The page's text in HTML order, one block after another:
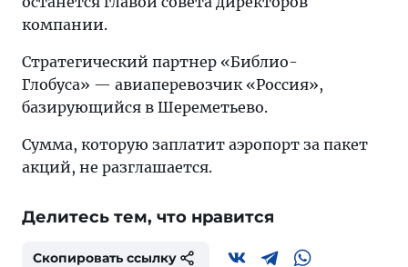
компании.
Стратегический партнер «Библио-
Глобуса» — авиаперевозчик «Россия»,
базирующийся в Шереметьево.
Сумма, которую заплатит аэропорт за пакет
акций, не разглашается.
Делитесь тем, что нравится
Скопировать ссылку